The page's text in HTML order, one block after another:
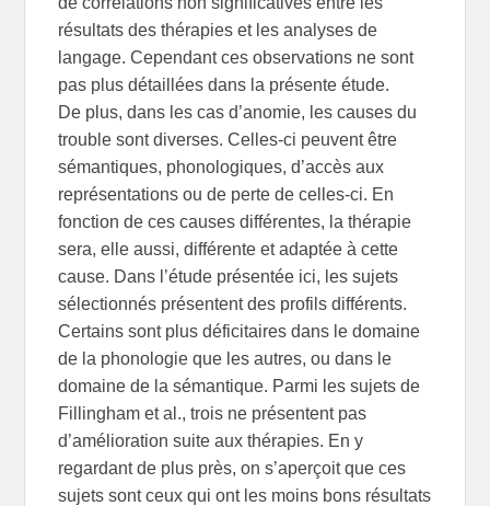
résultats des thérapies et les analyses de
langage. Cependant ces observations ne sont
pas plus détaillées dans la présente étude.
De plus, dans les cas d’anomie, les causes du
trouble sont diverses. Celles-ci peuvent être
sémantiques, phonologiques, d’accès aux
représentations ou de perte de celles-ci. En
fonction de ces causes différentes, la thérapie
sera, elle aussi, différente et adaptée à cette
cause. Dans l’étude présentée ici, les sujets
sélectionnés présentent des profils différents.
Certains sont plus déficitaires dans le domaine
de la phonologie que les autres, ou dans le
domaine de la sémantique. Parmi les sujets de
Fillingham et al., trois ne présentent pas
d’amélioration suite aux thérapies. En y
regardant de plus près, on s’aperçoit que ces
sujets sont ceux qui ont les moins bons résultats